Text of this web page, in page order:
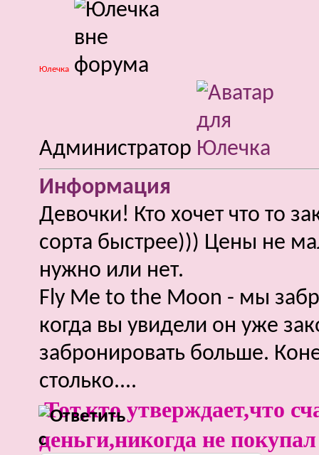
Юлечка
Администратор
Информация
Девочки! Кто хочет что то
сорта быстрее))) Цены не
нужно или нет.
Fly Me to the Moon - мы
когда вы увидели он уже
забронировать больше.
столько....
Тот,кто утверждает,что
деньги,никогда не